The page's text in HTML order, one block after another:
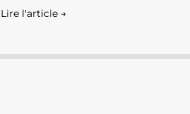
Lire l'article →